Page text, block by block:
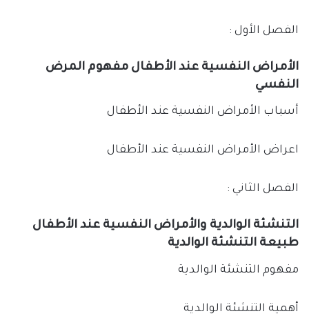
الفصل الأول :
الأمراض النفسية عند الأطفال مفهوم المرض
النفسي
أسباب الأمراض النفسية عند الأطفال
اعراض الأمراض النفسية عند الأطفال
الفصل الثاني :
التنشئة الوالدية والأمراض النفسية عند الأطفال
طبيعة التنشئة الوالدية
مفهوم التنشئة الوالدية
أهمية التنشئة الوالدية